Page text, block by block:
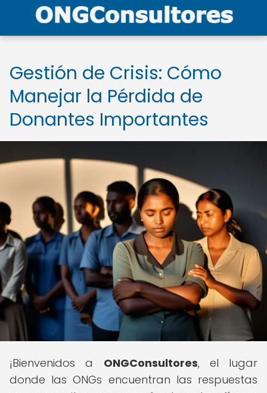
Gestión de Crisis: Cómo
Manejar la Pérdida de
Donantes Importantes
¡Bienvenidos a ONGConsultores, el lugar
donde las ONGs encuentran las respuestas